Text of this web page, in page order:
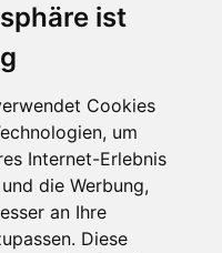
ist
Cookies
um
Internet-Erlebnis
die Werbung,
an Ihre
Diese